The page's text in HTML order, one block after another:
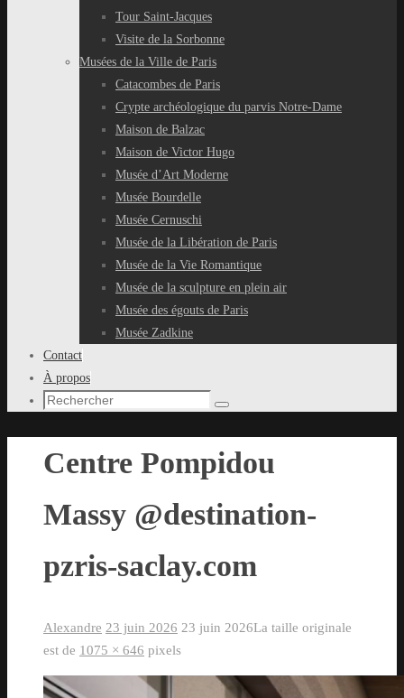
Tour Saint-Jacques
Visite de la Sorbonne
Musées de la Ville de Paris
Catacombes de Paris
Crypte archéologique du parvis Notre-Dame
Maison de Balzac
Maison de Victor Hugo
Musée d’Art Moderne
Musée Bourdelle
Musée Cernuschi
Musée de la Libération de Paris
Musée de la Vie Romantique
Musée de la sculpture en plein air
Musée des égouts de Paris
Musée Zadkine
Contact
À propos
Recherche
Rechercher
Centre Pompidou
Massy @destination-
pzris-saclay.com
Alexandre 23 juin 2026 23 juin 2026La taille originale
est de 1075 × 646 pixels